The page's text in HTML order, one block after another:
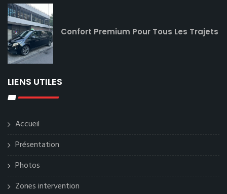
Confort Premium Pour Tous Les Trajets
LIENS UTILES
Accueil
Présentation
Photos
Zones intervention